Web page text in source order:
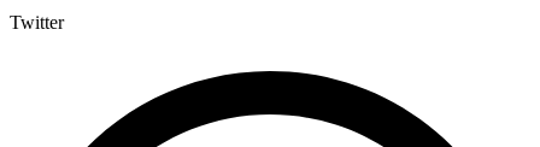
Twitter